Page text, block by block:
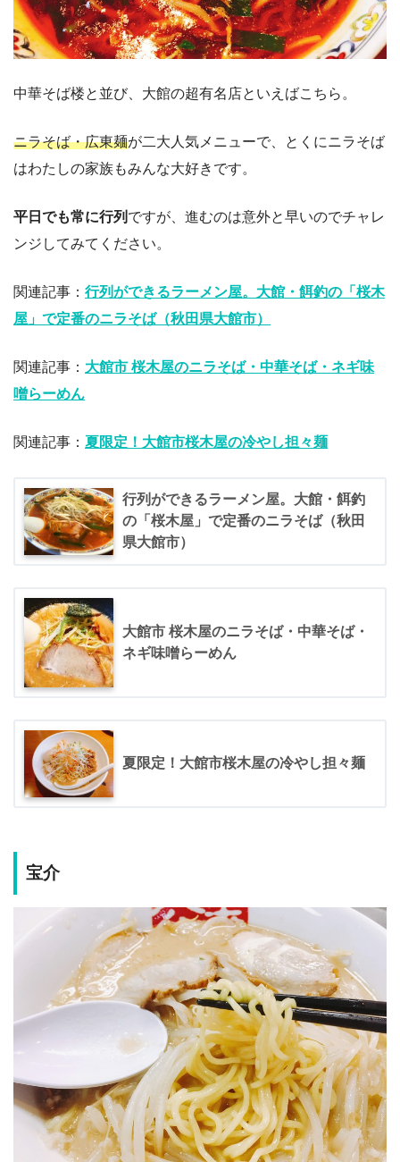
中華そば楼と並び、大館の超有名店といえばこちら。
ニラそば・広東麺が二大人気メニューで、とくにニラそば
はわたしの家族もみんな大好きです。
平日でも常に行列 ですが、進むのは意外と早いのでチャレ
ンジしてみてください。
関連記事： 行列ができるラーメン屋。大館・餌釣の「桜木
屋」で定番のニラそば（秋田県大館市）
関連記事： 大館市 桜木屋のニラそば・中華そば・ネギ味
噌らーめん
関連記事： 夏限定！大館市桜木屋の冷やし担々麺
行列ができるラーメン屋。大館・餌釣
の「桜木屋」で定番のニラそば（秋田
県大館市）
大館市 桜木屋のニラそば・中華そば・
ネギ味噌らーめん
夏限定！大館市桜木屋の冷やし担々麺
宝介